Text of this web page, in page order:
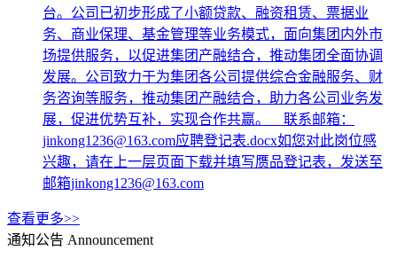
台。公司已初步形成了小额贷款、融资租赁、票据业
务、商业保理、基金管理等业务模式，面向集团内外市
场提供服务，以促进集团产融结合，推动集团全面协调
发展。公司致力于为集团各公司提供综合金融服务、财
务咨询等服务，推动集团产融结合，助力各公司业务发
展，促进优势互补，实现合作共赢。 联系邮箱：
jinkong1236@163.com应聘登记表.docx如您对此岗位感
兴趣，请在上一层页面下载并填写赝品登记表，发送至
邮箱jinkong1236@163.com
查看更多>>
通知公告 Announcement